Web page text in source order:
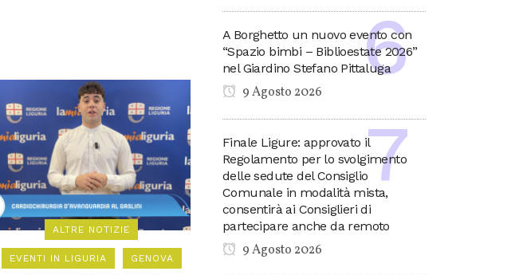
ALTRE NOTIZIE
EVENTI IN LIGURIA GENOVA
A Borghetto un nuovo evento con
“Spazio bimbi – Biblioestate 2026”
nel Giardino Stefano Pittaluga
9 Agosto 2026
Finale Ligure: approvato il
Regolamento per lo svolgimento
delle sedute del Consiglio
Comunale in modalità mista,
consentirà ai Consiglieri di
partecipare anche da remoto
9 Agosto 2026